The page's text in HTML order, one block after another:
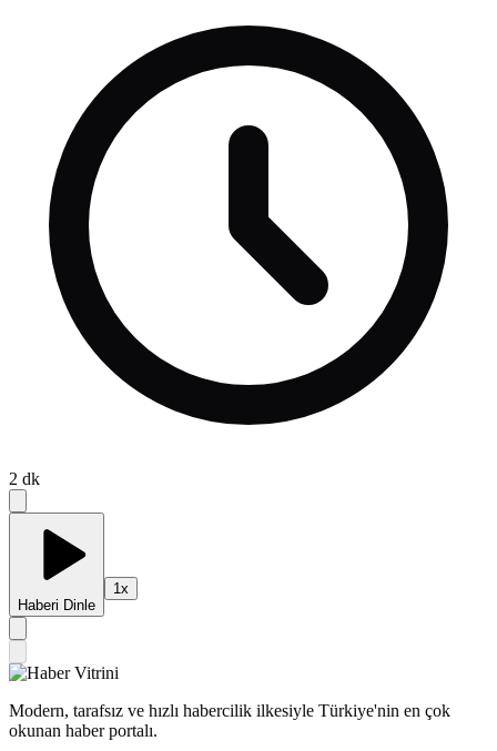
2 dk
Haberi Dinle
1x
Modern, tarafsız ve hızlı habercilik ilkesiyle Türkiye'nin en çok
okunan haber portalı.